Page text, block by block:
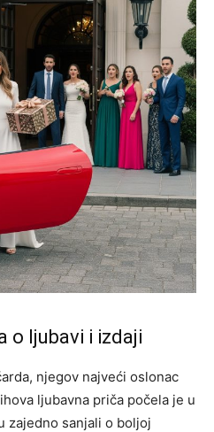
o ljubavi i izdaji
njegov najveći oslonac
ljubavna priča počela je u
zajedno sanjali o boljoj